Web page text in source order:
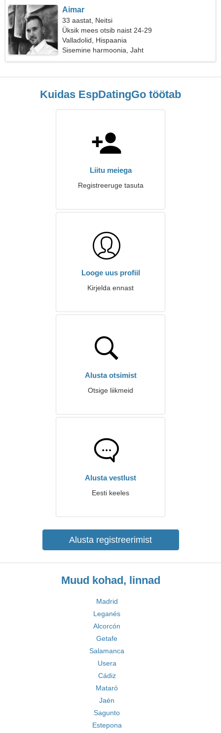
Aimar
33 aastat, Neitsi
Üksik mees otsib naist 24-29
Valladolid, Hispaania
Sisemine harmoonia, Jaht
Kuidas EspDatingGo töötab
Liitu meiega
Registreeruge tasuta
Looge uus profiil
Kirjelda ennast
Alusta otsimist
Otsige liikmeid
Alusta vestlust
Eesti keeles
Alusta registreerimist
Muud kohad, linnad
Madrid
Leganés
Alcorcón
Getafe
Salamanca
Usera
Cádiz
Mataró
Jaén
Sagunto
Estepona